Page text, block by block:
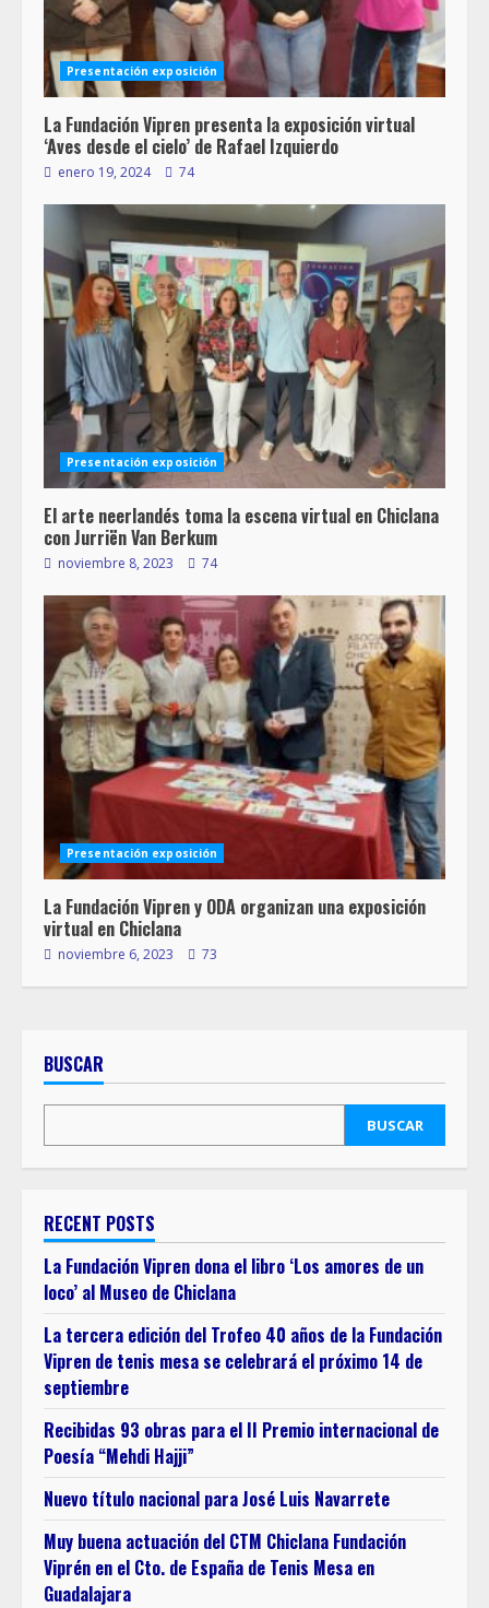
Presentación exposición
La Fundación Vipren presenta la exposición virtual
‘Aves desde el cielo’ de Rafael Izquierdo
enero 19, 2024 74
Presentación exposición
El arte neerlandés toma la escena virtual en Chiclana
con Jurriën Van Berkum
noviembre 8, 2023 74
Presentación exposición
La Fundación Vipren y ODA organizan una exposición
virtual en Chiclana
noviembre 6, 2023 73
BUSCAR
BUSCAR
RECENT POSTS
La Fundación Vipren dona el libro ‘Los amores de un
loco’ al Museo de Chiclana
La tercera edición del Trofeo 40 años de la Fundación
Vipren de tenis mesa se celebrará el próximo 14 de
septiembre
Recibidas 93 obras para el II Premio internacional de
Poesía “Mehdi Hajji”
Nuevo título nacional para José Luis Navarrete
Muy buena actuación del CTM Chiclana Fundación
Viprén en el Cto. de España de Tenis Mesa en
Guadalajara